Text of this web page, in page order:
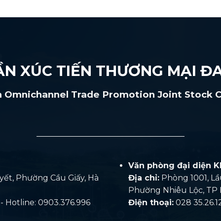
XÚC TIẾN THƯƠNG MẠI
Omnichannel Trade Promotion Joint Stock
Phường Cầu Giấy, Hà
Hotline: 0903.376.996
Văn phòng đại diện
Địa chỉ:Phòng 1001,
Phường Nhiêu Lộc, TP
Điện thoại:028